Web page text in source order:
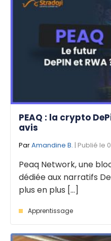
PEAQ : la crypto
avis
ParAmandine B. | Publié le
Peaq Network, une
dédiée aux narratifs
plus en plus [...]
Apprentissage